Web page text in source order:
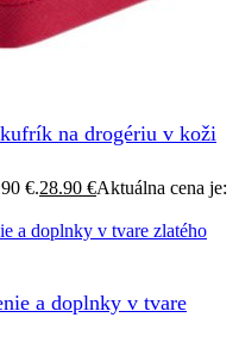
na drogériu v koži
€.28.90 €Aktuálna cena je:
a doplnky v tvare